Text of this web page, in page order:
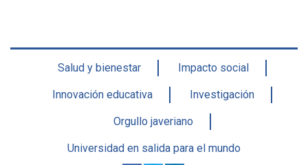
Salud y bienestar Impacto social
Innovación educativa Investigación
Orgullo javeriano
Universidad en salida para el mundo